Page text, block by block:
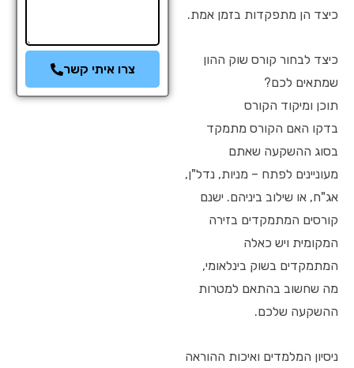
כיצד הן מתפקדות בזמן אמת.
כיצד לבחור קורס שוק ההון
שמתאים לכם?
תוכן ומיקוד הקורס
בדקו האם הקורס מתמקד
בסוג ההשקעה שאתם
מעוניינים לפתח – מניות, נדל"ן,
אג"ח, או שילוב ביניהם. ישנם
קורסים המתמקדים בזירה
המקומית ויש כאלה
המתמקדים בשוק בינלאומי,
מה שחשוב בהתאם למטרות
ההשקעה שלכם.
ניסיון המלמדים ואיכות ההוראה
צרו איתי קשר